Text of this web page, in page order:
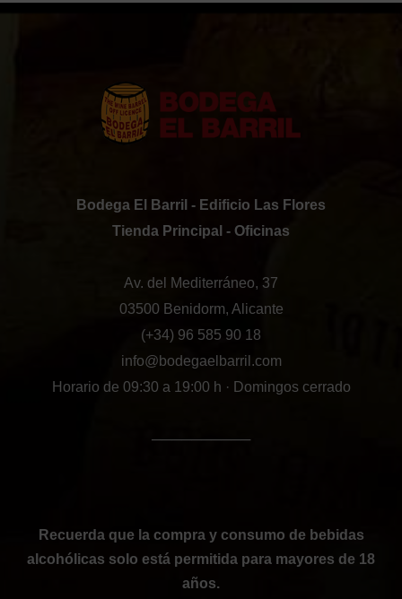
Bodega El Barril - Edificio Las Flores
Tienda Principal - Oficinas
Av. del Mediterráneo, 37
03500 Benidorm, Alicante
(+34) 96 585 90 18
info@bodegaelbarril.com
Horario de 09:30 a 19:00 h · Domingos cerrado
──────────
Recuerda que la compra y consumo de bebidas
alcohólicas solo está permitida para mayores de 18
años.